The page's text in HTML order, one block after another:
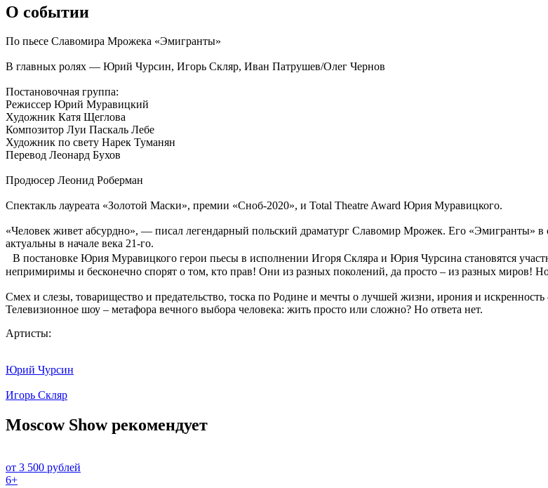
О событии
По пьесе Славомира Мрожека «Эмигранты»
В главных ролях — Юрий Чурсин, Игорь Скляр, Иван Патрушев/Олег Чернов
Постановочная группа:
Режиссер Юрий Муравицкий
Художник Катя Щеглова
Композитор Луи Паскаль Лебе
Художник по свету Нарек Туманян
Перевод Леонард Бухов
Продюсер Леонид Роберман
Спектакль лауреата «Золотой Маски», премии «Сноб-2020», и Total Theatre Award Юрия Муравицкого.
«Человек живет абсурдно», — писал легендарный польский драматург Славомир Мрожек. Его «Эмигранты» в
актуальны в начале века 21-го.
В постановке Юрия Муравицкого герои пьесы в исполнении Игоря Скляра и Юрия Чурсина становятся
непримиримы и бесконечно спорят о том, кто прав! Они из разных поколений, да просто – из разных
Смех и слезы, товарищество и предательство, тоска по Родине и мечты о лучшей жизни, ирония и
Телевизионное шоу – метафора вечного выбора человека: жить просто или сложно? Но ответа нет.
Артисты:
Юрий Чурсин
Игорь Скляр
Moscow Show рекомендует
от 3 500 рублей
6+